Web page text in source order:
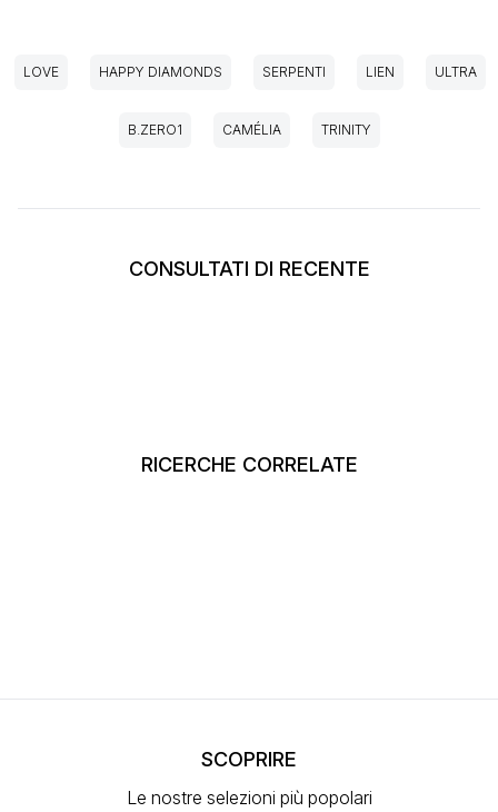
LOVE HAPPY DIAMONDS SERPENTI LIEN ULTRA
B.ZERO1 CAMÉLIA TRINITY
CONSULTATI DI RECENTE
RICERCHE CORRELATE
SCOPRIRE
Le nostre selezioni più popolari